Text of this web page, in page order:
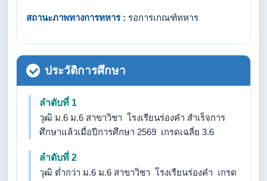
สถานะภาพทางการทหาร : รอการเกณฑ์ทหาร
ประวัติการศึกษา
ลำดับที่ 1
วุฒิ ม.6 ม.6 สาขาวิชา โรงเรียนร่องคำ สำเร็จการ
ศึกษาแล้วเมื่อปีการศึกษา 2569 เกรดเฉลี่ย 3.6
ลำดับที่ 2
วุฒิ ต่ำกว่า ม.6 ม.6 สาขาวิชา โรงเรียนร่องคำ เกรด